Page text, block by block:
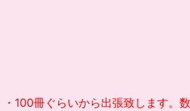
・100冊ぐらいから出張致します。